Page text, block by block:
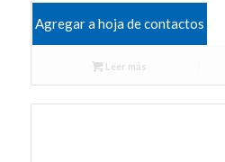
Agregar a hoja de contactos
Leer más